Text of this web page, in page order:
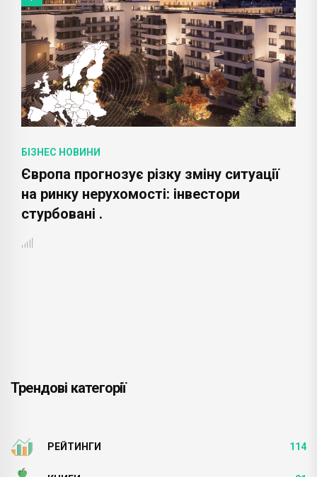
зміну ситуації
Amazon оголошує про
авторського сервісу
Трендові категорії
РЕЙТИНГИ 114